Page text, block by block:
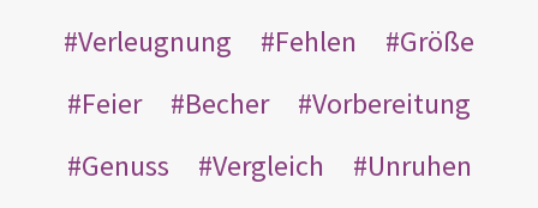
Verleugnung
Fehlen
Größe
Feier
Becher
Vorbereitung
Genuss
Vergleich
Unruhen